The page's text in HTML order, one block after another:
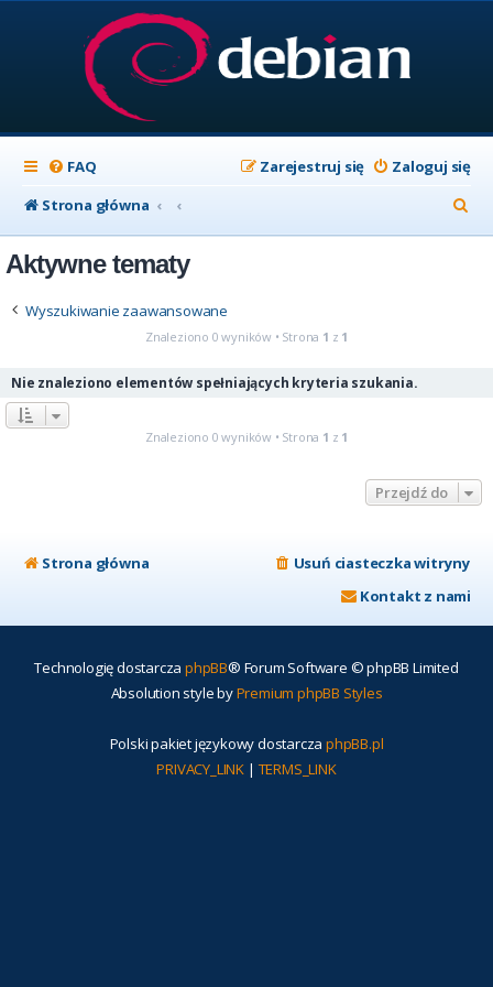
FAQ Zaloguj się
Zarejestruj się
Strona główna
z
Aktywne tematy
Wyszukiwanie zaawansowane
Znaleziono 0 wyników • Strona 1 z 1
Nie znaleziono elementów spełniających kryteria szukania.
Znaleziono 0 wyników • Strona 1 z 1
Przejdź do
Strona główna
Usuń ciasteczka witryny
Kontakt z nami
Technologię dostarcza phpBB® Forum Software © phpBB Limited
Absolution style byPremium phpBB Styles
Polski pakiet językowy dostarcza phpBB.pl
PRIVACY_LINK | TERMS_LINK